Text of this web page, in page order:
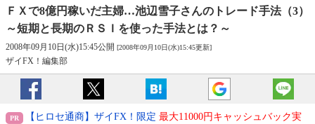
ＦＸで8億円稼いだ主婦…池辺雪子さんのトレード手法（3）
～短期と長期のＲＳＩを使った手法とは？～
2008年09月10日(水)15:45公開 [2008年09月10日(水)15:45更新]
ザイFX！編集部
【ヒロセ通商】ザイFX！限定 最大11000円キャッシュバック実